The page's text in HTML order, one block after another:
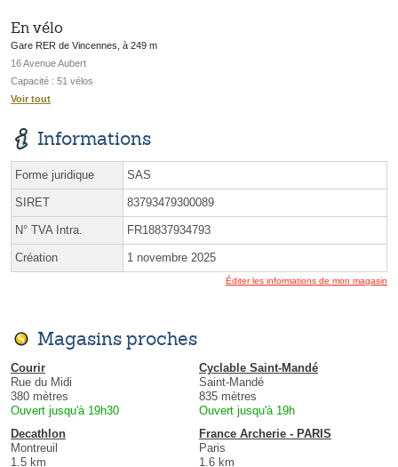
En vélo
Gare RER de Vincennes, à 249 m
16 Avenue Aubert
Capacité : 51 vélos
Voir tout
Informations
Forme juridique SAS
SIRET 83793479300089
N° TVA Intra. FR18837934793
Création 1 novembre 2025
Éditer les informations de mon magasin
Magasins proches
Courir
Rue du Midi
380 mètres
Ouvert jusqu'à 19h30
Cyclable Saint-Mandé
Saint-Mandé
835 mètres
Ouvert jusqu'à 19h
Decathlon
Montreuil
1.5 km
France Archerie - PARIS
Paris
1.6 km